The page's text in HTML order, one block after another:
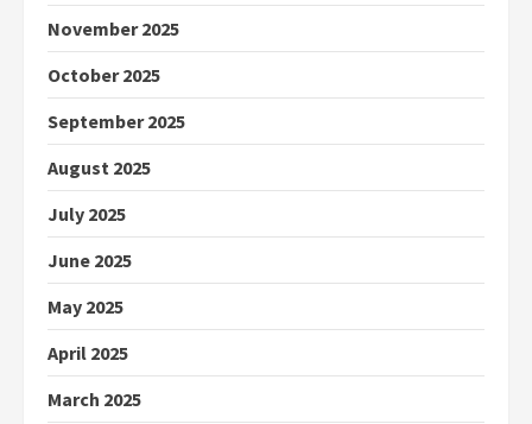
November 2025
October 2025
September 2025
August 2025
July 2025
June 2025
May 2025
April 2025
March 2025